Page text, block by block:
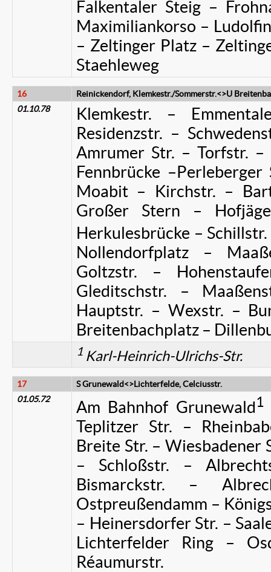
Falkentaler Steig –
Maximiliankorso –
– Zeltinger Platz –
Staehleweg
16
Reinickendorf, Klemkestr./Sommerstr.<>U
01.10.78
Klemkestr. –
Residenzstr. –
Amrumer Str. – Torfstr. –
Fennbrücke
Moabit – Kirchstr. –
Großer Stern –
Herkulesbrücke –
Nollendorfplatz –
Goltzstr. –
Gleditschstr. –
Hauptstr. – Wexstr. –
Breitenbachplatz –
1 Karl-Heinrich-Ulrichs-Str.
17
S Grunewald<>Lichterfelde, Celciusstr.
01.05.72
Am Bahnhof Grunewald1
Teplitzer Str. –
Breite Str. – Wiesbadener
– Schloßstr. –
Bismarckstr. –
Ostpreußendamm –
– Heinersdorfer Str. –
Lichterfelder Ring –
Réaumurstr.